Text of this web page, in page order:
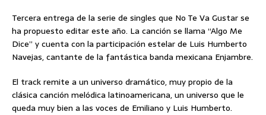
Tercera entrega de la serie de singles que No Te Va Gustar se
ha propuesto editar este año. La canción se llama “Algo Me
Dice” y cuenta con la participación estelar de Luis Humberto
Navejas, cantante de la fantástica banda mexicana Enjambre.
El track remite a un universo dramático, muy propio de la
clásica canción melódica latinoamericana, un universo que le
queda muy bien a las voces de Emiliano y Luis Humberto.